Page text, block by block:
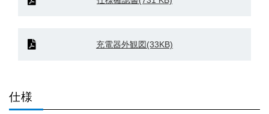
充電器外観図(33KB)
仕様